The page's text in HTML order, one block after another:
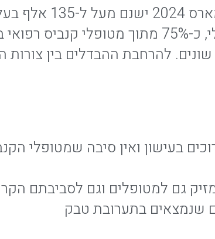
בעישון
להרחבת ההבדלים בין צורות
בעישון ואין סיבה שמטופלי
גם למטופלים וגם לסביבתם
שנמצאים בתערובת טבק